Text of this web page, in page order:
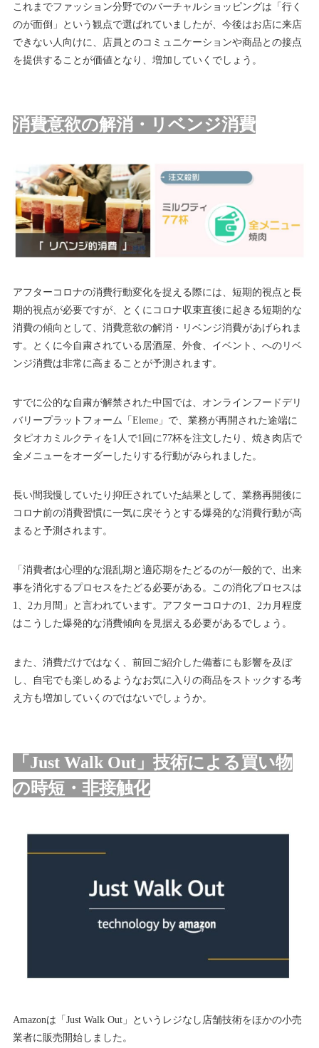
これまでファッション分野でのバーチャルショッピングは「行く
のが面倒」という観点で選ばれていましたが、今後はお店に来店
できない人向けに、店員とのコミュニケーションや商品との接点
を提供することが価値となり、増加していくでしょう。
消費意欲の解消・リベンジ消費
アフターコロナの消費行動変化を捉える際には、短期的視点と長
期的視点が必要ですが、とくにコロナ収束直後に起きる短期的な
消費の傾向として、消費意欲の解消・リベンジ消費があげられま
す。とくに今自粛されている居酒屋、外食、イベント、へのリベ
ンジ消費は非常に高まることが予測されます。
すでに公的な自粛が解禁された中国では、オンラインフードデリ
バリープラットフォーム「Eleme」で、業務が再開された途端に
タピオカミルクティを1人で1回に77杯を注文したり、焼き肉店で
全メニューをオーダーしたりする行動がみられました。
長い間我慢していたり抑圧されていた結果として、業務再開後に
コロナ前の消費習慣に一気に戻そうとする爆発的な消費行動が高
まると予測されます。
「消費者は心理的な混乱期と適応期をたどるのが一般的で、出来
事を消化するプロセスをたどる必要がある。この消化プロセスは
1、2カ月間」と言われています。アフターコロナの1、2カ月程度
はこうした爆発的な消費傾向を見据える必要があるでしょう。
また、消費だけではなく、前回ご紹介した備蓄にも影響を及ぼ
し、自宅でも楽しめるようなお気に入りの商品をストックする考
え方も増加していくのではないでしょうか。
「Just Walk Out」技術による買い物
の時短・非接触化
Amazonは「Just Walk Out」というレジなし店舗技術をほかの小売
業者に販売開始しました。